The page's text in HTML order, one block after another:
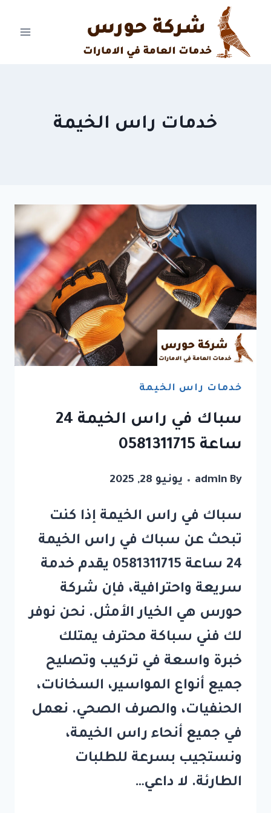
content
خدمات راس الخيمة
خدمات راس الخيمة
سباك في راس الخيمة 24
ساعة 0581311715
By
admin يونيو 28, 2025
سباك في راس الخيمة إذا كنت
تبحث عن سباك في راس الخيمة
24 ساعة 0581311715 يقدم خدمة
سريعة واحترافية، فإن شركة
حورس هي الخيار الأمثل. نحن نوفر
لك فني سباكة محترف يمتلك
خبرة واسعة في تركيب وتصليح
جميع أنواع المواسير، السخانات،
الحنفيات، والصرف الصحي. نعمل
في جميع أنحاء راس الخيمة،
ونستجيب بسرعة للطلبات
الطارئة. لا داعي…